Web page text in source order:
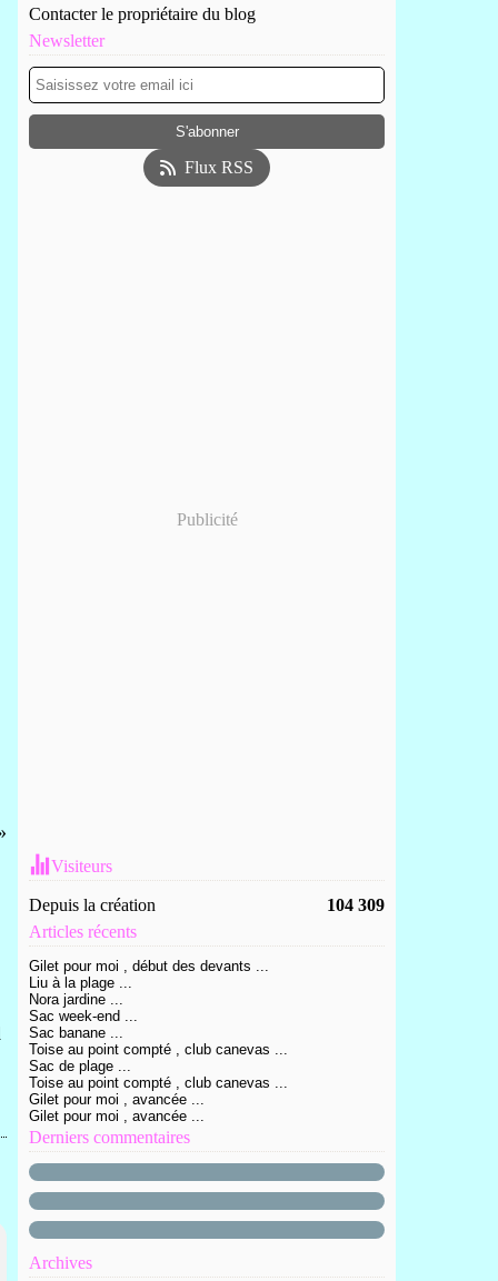
Contacter le propriétaire du blog
Newsletter
Flux RSS
Publicité
Visiteurs
Depuis la création
104 309
Articles récents
Gilet pour moi , début des devants ...
Liu à la plage ...
Nora jardine ...
Sac week-end ...
Sac banane ...
Toise au point compté , club canevas ...
Sac de plage ...
Toise au point compté , club canevas ...
Gilet pour moi , avancée ...
Gilet pour moi , avancée ...
Derniers commentaires
Archives